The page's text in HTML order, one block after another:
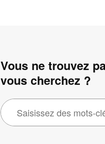
Vous ne trouvez
vous cherchez ?